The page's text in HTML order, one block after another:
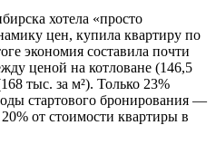
хотела «просто
цен, купила квартиру по
экономия составила почти
ценой на котловане (146,5
тыс. за м²). Только 23%
стартового бронирования —
от стоимости квартиры в